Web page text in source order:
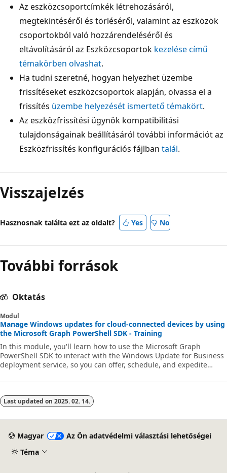
Az eszközcsoportcímkék létrehozásáról,
megtekintéséről és törléséről, valamint az eszközök
csoportokból való hozzárendeléséről és
eltávolításáról az Eszközcsoportok kezelése című
témakörben olvashat.
Ha tudni szeretné, hogyan helyezhet üzembe
frissítéseket eszközcsoportok alapján, olvassa el a
frissítés üzembe helyezését ismertető témakört.
Az eszközfrissítési ügynök kompatibilitási
tulajdonságainak beállításáról további információt az
Eszközfrissítés konfigurációs fájlban talál.
Visszajelzés
Hasznosnak találta ezt az oldalt? Yes No
További források
Oktatás
Modul
Manage Windows updates for cloud-connected devices by using
the Microsoft Graph PowerShell SDK - Training
In this module, you'll learn how to use the Microsoft Graph
PowerShell SDK to interact with the Windows Update for Business
deployment service, so you can offer, schedule, and expedite
Last updated on 2025. 02. 14.
Magyar
Az Ön adatvédelmi választási lehetőségei
Téma